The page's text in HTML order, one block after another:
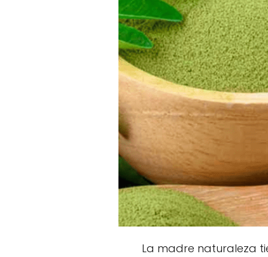
La madre naturaleza